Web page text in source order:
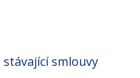
smlouvy